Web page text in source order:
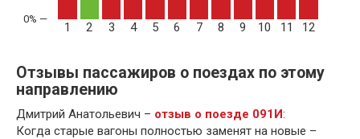
1 2 3 4 5 6 7 8 9 10 11 12
Отзывы пассажиров о поездах по этому
направлению
Дмитрий Анатольевич – отзыв о поезде 091И:
Когда старые вагоны полностью заменят на новые –